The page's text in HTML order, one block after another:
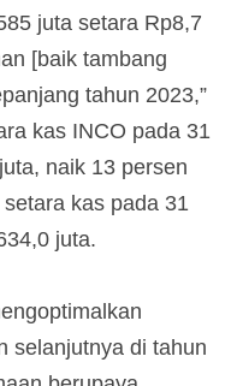
juta setara Rp8,7
[baik tambang
tahun 2023,”
kas INCO pada 31
naik 13 persen
kas pada 31
juta.
selanjutnya di tahun